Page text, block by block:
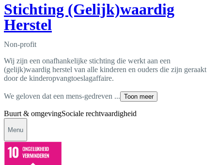
Stichting (Gelijk)waardig
Herstel
Non-profit
Wij zijn een onafhankelijke stichting die werkt aan een
(gelijk)waardig herstel van alle kinderen en ouders die zijn geraakt
door de kinderopvangtoeslagaffaire.
We geloven dat een mens-gedreven ... Toon meer
Buurt & omgevingSociale rechtvaardigheid
Menu